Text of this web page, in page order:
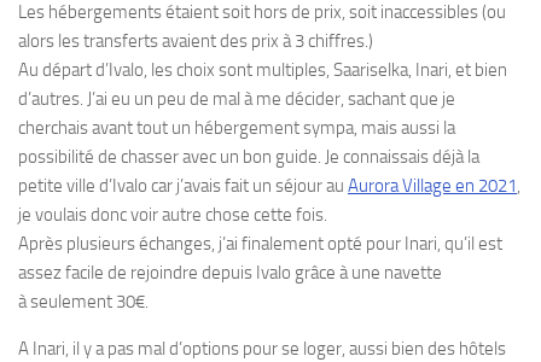
Les hébergements étaient soit hors de prix, soit inaccessibles (ou
alors les transferts avaient des prix à 3 chiffres.)
Au départ d’Ivalo, les choix sont multiples, Saariselka, Inari, et bien
d’autres. J’ai eu un peu de mal à me décider, sachant que je
cherchais avant tout un hébergement sympa, mais aussi la
possibilité de chasser avec un bon guide. Je connaissais déjà la
petite ville d’Ivalo car j’avais fait un séjour au Aurora Village en 2021,
je voulais donc voir autre chose cette fois.
Après plusieurs échanges, j’ai finalement opté pour Inari, qu’il est
assez facile de rejoindre depuis Ivalo grâce à une navette
à seulement 30€.
A Inari, il y a pas mal d’options pour se loger, aussi bien des hôtels